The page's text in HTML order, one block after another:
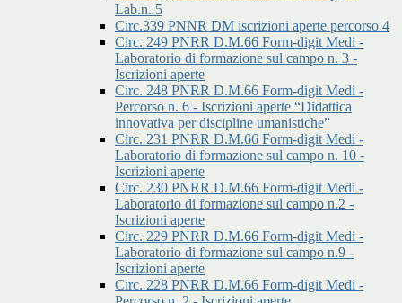
Lab.n. 5
Circ.339 PNNR DM iscrizioni aperte percorso 4
Circ. 249 PNRR D.M.66 Form-digit Medi -
Laboratorio di formazione sul campo n. 3 -
Iscrizioni aperte
Circ. 248 PNRR D.M.66 Form-digit Medi -
Percorso n. 6 - Iscrizioni aperte “Didattica
innovativa per discipline umanistiche”
Circ. 231 PNRR D.M.66 Form-digit Medi -
Laboratorio di formazione sul campo n. 10 -
Iscrizioni aperte
Circ. 230 PNRR D.M.66 Form-digit Medi -
Laboratorio di formazione sul campo n.2 -
Iscrizioni aperte
Circ. 229 PNRR D.M.66 Form-digit Medi -
Laboratorio di formazione sul campo n.9 -
Iscrizioni aperte
Circ. 228 PNRR D.M.66 Form-digit Medi -